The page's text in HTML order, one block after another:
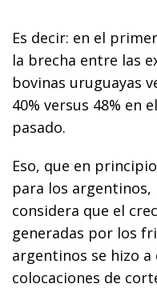
Es decir: en el
la brecha entre las
bovinas uruguayas
40% versus 48% en
pasado.
Eso, que en
para los
considera que el
generadas por los
argentinos se hizo a
colocaciones de